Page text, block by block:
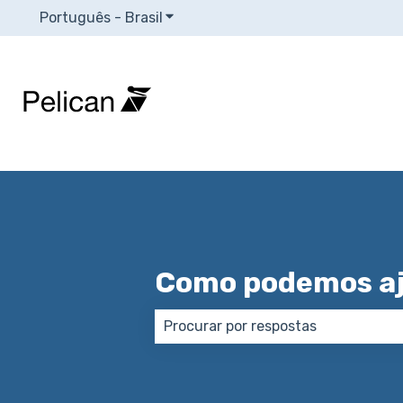
Português - Brasil Mostrar submenu para traduções
Como podemos